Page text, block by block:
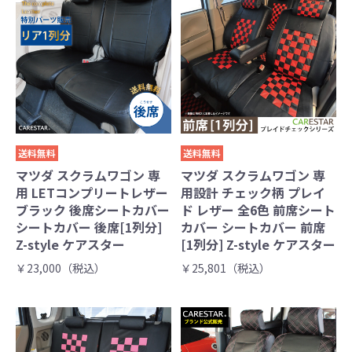
送料無料
マツダ スクラムワゴン 専
用 LETコンプリートレザー
ブラック 後席シートカバー
シートカバー 後席[1列分]
Z-style ケアスター
￥23,000（税込）
送料無料
マツダ スクラムワゴン 専
用設計 チェック柄 プレイ
ド レザー 全6色 前席シート
カバー シートカバー 前席
[1列分] Z-style ケアスター
￥25,801（税込）